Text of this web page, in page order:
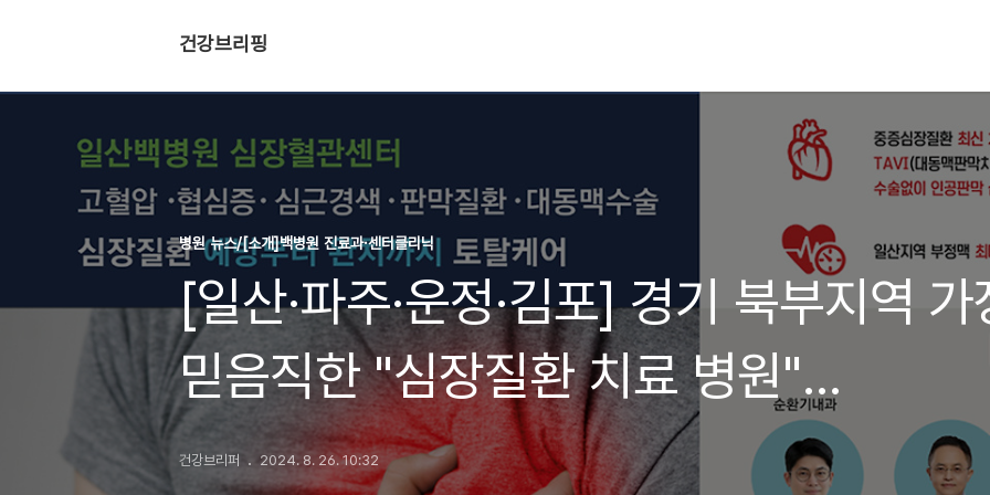
건강브리핑
병원 뉴스/[소개]백병원 진료과·센터클리닉
[일산·파주·운정·김포] 경기 북부지역 가
믿음직한 "심장질환 치료 병원"
일산백병원 심장혈관센터
건강브리퍼 2024. 8. 26. 10:32